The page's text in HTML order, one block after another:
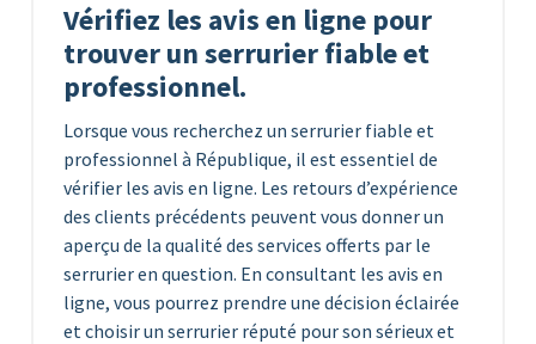
Vérifiez les avis en ligne pour
trouver un serrurier fiable et
professionnel.
Lorsque vous recherchez un serrurier fiable et
professionnel à République, il est essentiel de
vérifier les avis en ligne. Les retours d’expérience
des clients précédents peuvent vous donner un
aperçu de la qualité des services offerts par le
serrurier en question. En consultant les avis en
ligne, vous pourrez prendre une décision éclairée
et choisir un serrurier réputé pour son sérieux et